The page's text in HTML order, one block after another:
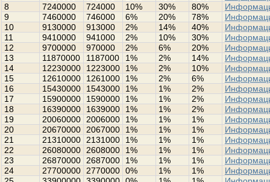
8
7240000 724000 10% 30% 80%
9
7460000 746000 6% 20% 78%
10
9130000 913000 2% 14% 40%
11
9410000 941000 2% 10% 30%
12
9700000 970000 2% 6% 20%
13
11870000 1187000 1% 2% 14%
14
12230000 1223000 1% 2% 10%
15
12610000 1261000 1% 2% 6%
16
15430000 1543000 1% 1% 2%
17
15900000 1590000 1% 1% 2%
18
16390000 1639000 1% 1% 2%
19
20060000 2006000 1% 1% 1%
20
20670000 2067000 1% 1% 1%
21
21310000 2131000 1% 1% 1%
22
26080000 2608000 1% 1% 1%
23
26870000 2687000 1% 1% 1%
24
27700000 2770000 0% 1% 1%